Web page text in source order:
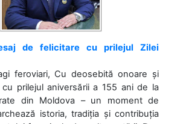
de felicitare cu prilejul Zilei
feroviari, Cu deosebită onoare și
prilejul aniversării a 155 ani de la
din Moldova – un moment de
istoria, tradiția și contribuția